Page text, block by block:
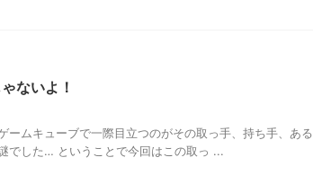
ないよ！
ームキューブで一際目立つのがその取っ手、持ち手、ある
でした… ということで今回はこの取っ ...